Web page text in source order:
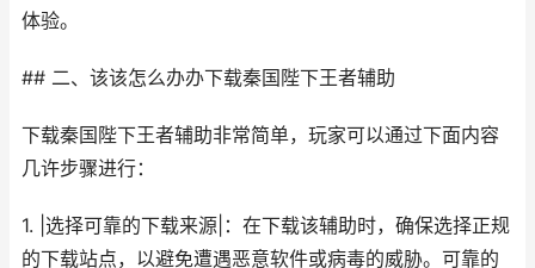
体验。
## 二、该该怎么办办下载秦国陛下王者辅助
下载秦国陛下王者辅助非常简单，玩家可以通过下面内容
几许步骤进行：
1. |选择可靠的下载来源|：在下载该辅助时，确保选择正规
的下载站点，以避免遭遇恶意软件或病毒的威胁。可靠的